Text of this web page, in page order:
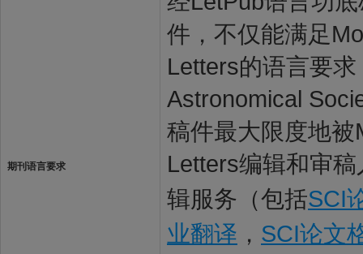
期刊语言要求
件，不仅能满足
Letters的语言要
Astronomical
稿件最大限度地
Letters编辑和审
辑服务（包括SCI
业翻译 ， SCI论文